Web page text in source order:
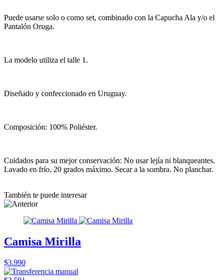
Puede usarse solo o como set, combinado con la Capucha Ala y/o el
Pantalón Oruga.
La modelo utiliza el talle 1.
Diseñado y confeccionado en Uruguay.
Composición: 100% Poliéster.
Cuidados para su mejor conservación: No usar lejía ni blanqueantes.
Lavado en frío, 20 grados máximo. Secar a la sombra. No planchar.
También te puede interesar
Camisa Mirilla
$3.990